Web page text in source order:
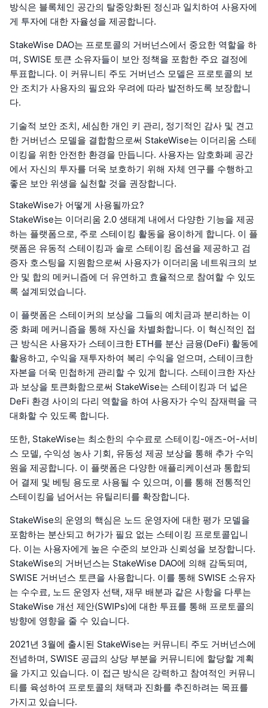
방식은 블록체인 공간의 탈중앙화된 정신과 일치하여 사용자에
게 투자에 대한 자율성을 제공합니다.
StakeWise DAO는 프로토콜의 거버넌스에서 중요한 역할을 하
며, SWISE 토큰 소유자들이 보안 정책을 포함한 주요 결정에
투표합니다. 이 커뮤니티 주도 거버넌스 모델은 프로토콜의 보
안 조치가 사용자의 필요와 우려에 따라 발전하도록 보장합니
다.
기술적 보안 조치, 세심한 개인 키 관리, 정기적인 감사 및 견고
한 거버넌스 모델을 결합함으로써 StakeWise는 이더리움 스테
이킹을 위한 안전한 환경을 만듭니다. 사용자는 암호화폐 공간
에서 자신의 투자를 더욱 보호하기 위해 자체 연구를 수행하고
좋은 보안 위생을 실천할 것을 권장합니다.
StakeWise가 어떻게 사용될까요?
StakeWise는 이더리움 2.0 생태계 내에서 다양한 기능을 제공
하는 플랫폼으로, 주로 스테이킹 활동을 용이하게 합니다. 이 플
랫폼은 유동적 스테이킹과 솔로 스테이킹 옵션을 제공하고 검
증자 호스팅을 지원함으로써 사용자가 이더리움 네트워크의 보
안 및 합의 메커니즘에 더 유연하고 효율적으로 참여할 수 있도
록 설계되었습니다.
이 플랫폼은 스테이커의 보상을 그들의 예치금과 분리하는 이
중 화폐 메커니즘을 통해 자신을 차별화합니다. 이 혁신적인 접
근 방식은 사용자가 스테이크한 ETH를 분산 금융(DeFi) 활동에
활용하고, 수익을 재투자하여 복리 수익을 얻으며, 스테이크한
자본을 더욱 민첩하게 관리할 수 있게 합니다. 스테이크한 자산
과 보상을 토큰화함으로써 StakeWise는 스테이킹과 더 넓은
DeFi 환경 사이의 다리 역할을 하여 사용자가 수익 잠재력을 극
대화할 수 있도록 합니다.
또한, StakeWise는 최소한의 수수료로 스테이킹-애즈-어-서비
스 모델, 수익성 농사 기회, 유동성 제공 보상을 통해 추가 수익
원을 제공합니다. 이 플랫폼은 다양한 애플리케이션과 통합되
어 결제 및 베팅 용도로 사용될 수 있으며, 이를 통해 전통적인
스테이킹을 넘어서는 유틸리티를 확장합니다.
StakeWise의 운영의 핵심은 노드 운영자에 대한 평가 모델을
포함하는 분산되고 허가가 필요 없는 스테이킹 프로토콜입니
다. 이는 사용자에게 높은 수준의 보안과 신뢰성을 보장합니다.
StakeWise의 거버넌스는 StakeWise DAO에 의해 감독되며,
SWISE 거버넌스 토큰을 사용합니다. 이를 통해 SWISE 소유자
는 수수료, 노드 운영자 선택, 재무 배분과 같은 사항을 다루는
StakeWise 개선 제안(SWIPs)에 대한 투표를 통해 프로토콜의
방향에 영향을 줄 수 있습니다.
2021년 3월에 출시된 StakeWise는 커뮤니티 주도 거버넌스에
전념하며, SWISE 공급의 상당 부분을 커뮤니티에 할당할 계획
을 가지고 있습니다. 이 접근 방식은 강력하고 참여적인 커뮤니
티를 육성하여 프로토콜의 채택과 진화를 추진하려는 목표를
가지고 있습니다.